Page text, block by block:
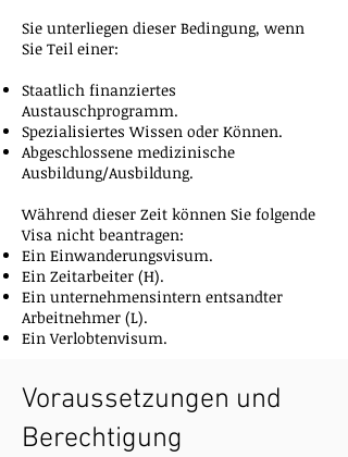
Sie unterliegen dieser Bedingung, wenn
Sie Teil einer:
Staatlich finanziertes
Austauschprogramm.
Spezialisiertes Wissen oder Können.
Abgeschlossene medizinische
Ausbildung/Ausbildung.
Während dieser Zeit können Sie folgende
Visa nicht beantragen:
Ein Einwanderungsvisum.
Ein Zeitarbeiter (H).
Ein unternehmensintern entsandter
Arbeitnehmer (L).
Ein Verlobtenvisum.
Voraussetzungen und
Berechtigung